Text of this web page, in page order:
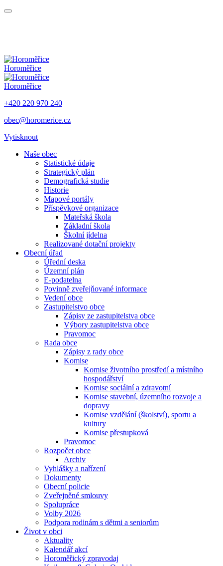
Horoměřice
Horoměřice
+420 220 970 240
obec@horomerice.cz
Vytisknout
Naše obec
Statistické údaje
Strategický plán
Demografická studie
Historie
Mapové portály
Příspěvkové organizace
Mateřská škola
Základní škola
Školní jídelna
Realizované dotační projekty
Obecní úřad
Úřední deska
Územní plán
E-podatelna
Povinně zveřejňované informace
Vedení obce
Zastupitelstvo obce
Zápisy ze zastupitelstva obce
Výbory zastupitelstva obce
Pravomoc
Rada obce
Zápisy z rady obce
Komise
Komise životního prostředí a místního
hospodářství
Komise sociální a zdravotní
Komise stavební, územního rozvoje a
dopravy
Komise vzdělání (školství), sportu a
kultury
Komise přestupková
Pravomoc
Rozpočet obce
Archiv
Vyhlášky a nařízení
Dokumenty
Obecní policie
Zveřejněné smlouvy
Spolupráce
Volby 2026
Podpora rodinám s dětmi a seniorům
Život v obci
Aktuality
Kalendář akcí
Horoměřický zpravodaj